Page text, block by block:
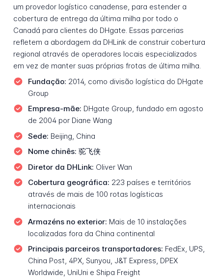
um provedor logístico canadense, para estender a
cobertura de entrega da última milha por todo o
Canadá para clientes do DHgate. Essas parcerias
refletem a abordagem da DHLink de construir cobertura
regional através de operadores locais especializados
em vez de manter suas próprias frotas de última milha.
Fundação: 2014, como divisão logística do DHgate
Group
Empresa-mãe: DHgate Group, fundado em agosto
de 2004 por Diane Wang
Sede: Beijing, China
Nome chinês: 驼飞侠
Diretor da DHLink: Oliver Wan
Cobertura geográfica: 223 países e territórios
através de mais de 100 rotas logísticas
internacionais
Armazéns no exterior: Mais de 10 instalações
localizadas fora da China continental
Principais parceiros transportadores: FedEx, UPS,
China Post, 4PX, Sunyou, J&T Express, DPEX
Worldwide, UniUni e Shipa Freight